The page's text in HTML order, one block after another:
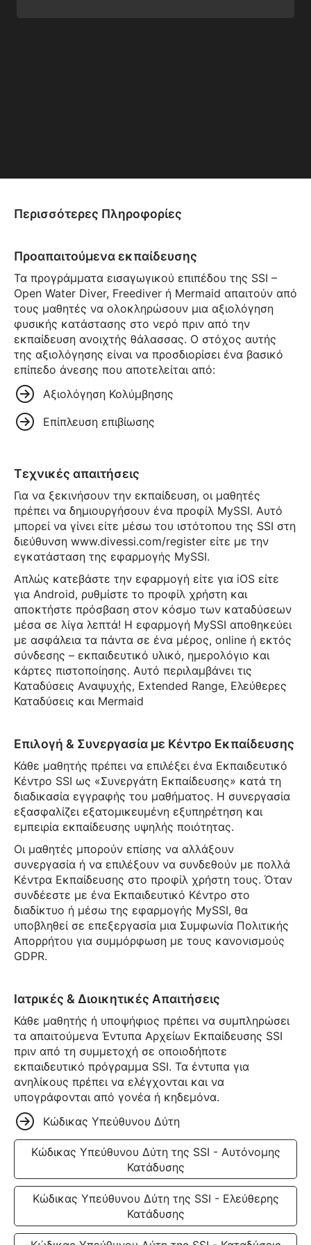
Περισσότερες Πληροφορίες
Προαπαιτούμενα εκπαίδευσης
Τα προγράμματα εισαγωγικού επιπέδου της SSI –
Open Water Diver, Freediver ή Mermaid απαιτούν από
τους μαθητές να ολοκληρώσουν μια αξιολόγηση
φυσικής κατάστασης στο νερό πριν από την
εκπαίδευση ανοιχτής θάλασσας. Ο στόχος αυτής
της αξιολόγησης είναι να προσδιορίσει ένα βασικό
επίπεδο άνεσης που αποτελείται από:
Αξιολόγηση Κολύμβησης
Επίπλευση επιβίωσης
Τεχνικές απαιτήσεις
Για να ξεκινήσουν την εκπαίδευση, οι μαθητές
πρέπει να δημιουργήσουν ένα προφίλ MySSI. Αυτό
μπορεί να γίνει είτε μέσω του ιστότοπου της SSI στη
διεύθυνση www.divessi.com/register είτε με την
εγκατάσταση της εφαρμογής MySSI.
Απλώς κατεβάστε την εφαρμογή είτε για iOS είτε
για Android, ρυθμίστε το προφίλ χρήστη και
αποκτήστε πρόσβαση στον κόσμο των καταδύσεων
μέσα σε λίγα λεπτά! Η εφαρμογή MySSI αποθηκεύει
με ασφάλεια τα πάντα σε ένα μέρος, online ή εκτός
σύνδεσης – εκπαιδευτικό υλικό, ημερολόγιο και
κάρτες πιστοποίησης. Αυτό περιλαμβάνει τις
Καταδύσεις Αναψυχής, Extended Range, Ελεύθερες
Καταδύσεις και Mermaid
Επιλογή & Συνεργασία με Κέντρο Εκπαίδευσης
Κάθε μαθητής πρέπει να επιλέξει ένα Εκπαιδευτικό
Κέντρο SSI ως «Συνεργάτη Εκπαίδευσης» κατά τη
διαδικασία εγγραφής του μαθήματος. Η συνεργασία
εξασφαλίζει εξατομικευμένη εξυπηρέτηση και
εμπειρία εκπαίδευσης υψηλής ποιότητας.
Οι μαθητές μπορούν επίσης να αλλάξουν
συνεργασία ή να επιλέξουν να συνδεθούν με πολλά
Κέντρα Εκπαίδευσης στο προφίλ χρήστη τους. Όταν
συνδέεστε με ένα Εκπαιδευτικό Κέντρο στο
διαδίκτυο ή μέσω της εφαρμογής MySSI, θα
υποβληθεί σε επεξεργασία μια Συμφωνία Πολιτικής
Απορρήτου για συμμόρφωση με τους κανονισμούς
GDPR.
Ιατρικές & Διοικητικές Απαιτήσεις
Κάθε μαθητής ή υποψήφιος πρέπει να συμπληρώσει
τα απαιτούμενα Έντυπα Αρχείων Εκπαίδευσης SSI
πριν από τη συμμετοχή σε οποιοδήποτε
εκπαιδευτικό πρόγραμμα SSI. Τα έντυπα για
ανηλίκους πρέπει να ελέγχονται και να
υπογράφονται από γονέα ή κηδεμόνα.
Κώδικας Υπεύθυνου Δύτη
Κώδικας Υπεύθυνου Δύτη της SSI - Αυτόνομης
Κατάδυσης
Κώδικας Υπεύθυνου Δύτη της SSI - Ελεύθερης
Κατάδυσης